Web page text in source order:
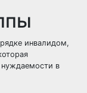
инвалидом,
нуждаемости в